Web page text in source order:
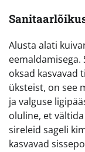
Alusta alati
eemaldamisega.
oksad kasvavad
üksteist, on see
ja valguse
oluline, et
sireleid sageli
kasvavad